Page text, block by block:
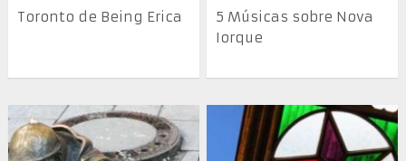
Toronto de Being Erica
5 Músicas sobre Nova
Iorque